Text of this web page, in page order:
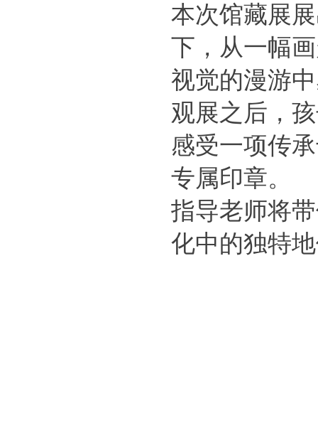
本次馆藏展
下，从一幅
视觉的漫游
观展之后，
感受一项传
专属印章。
指导老师将
化中的独特